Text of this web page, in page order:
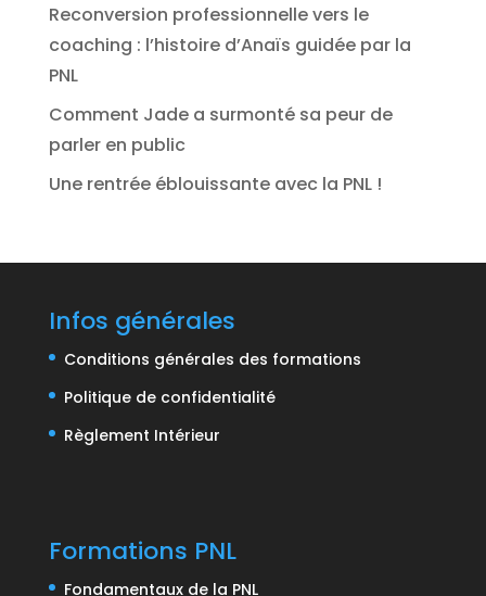
Reconversion professionnelle vers le
coaching : l’histoire d’Anaïs guidée par la
PNL
Comment Jade a surmonté sa peur de
parler en public
Une rentrée éblouissante avec la PNL !
Infos générales
Conditions générales des formations
Politique de confidentialité
Règlement Intérieur
Formations PNL
Fondamentaux de la PNL